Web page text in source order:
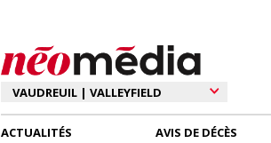
ACTUALITÉS AVIS DE DÉCÈS